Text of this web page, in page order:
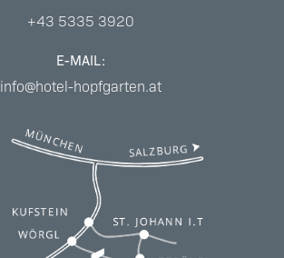
+43 5335 3920
E-MAIL:
info@hotel-hopfgarten.at